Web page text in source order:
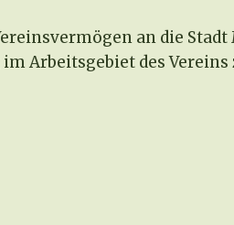
an die Stadt
Arbeitsgebiet des Vereins